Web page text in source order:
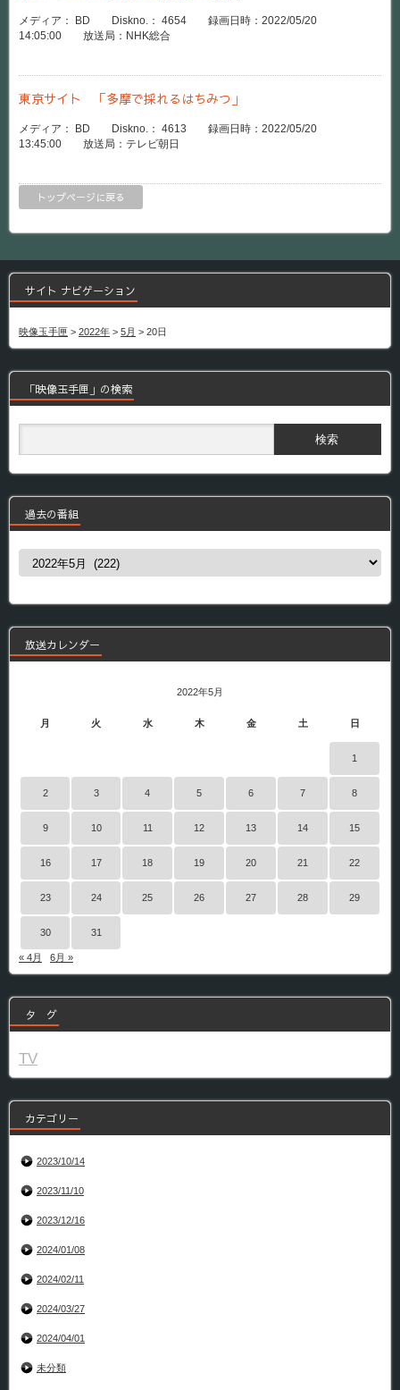
メディア： BD Diskno.： 4654 録画日時：2022/05/20
14:05:00 放送局：NHK総合
東京サイト 「多摩で採れるはちみつ」
メディア： BD Diskno.： 4613 録画日時：2022/05/20
13:45:00 放送局：テレビ朝日
トップページに戻る
サイト ナビゲーション
映像玉手匣 > 2022年 > 5月 > 20日
「映像玉手匣」の検索
過去の番組
過
組
放送カレンダー
2022年5月
月 火 水 木 金 土 日
1
2 3 4 5 6 7 8
9 10 11 12 13 14 15
16 17 18 19 20 21 22
23 24 25 26 27 28 29
30 31
« 4月 6月 »
タ グ
TV
カテゴリー
2023/10/14
2023/11/10
2023/12/16
2024/01/08
2024/02/11
2024/03/27
2024/04/01
未分類